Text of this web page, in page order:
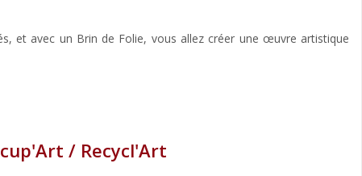
et avec un Brin de Folie, vous allez créer une œuvre artistique
/ Recycl'Art